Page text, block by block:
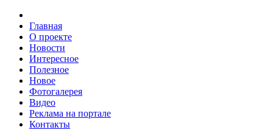
Главная
О проекте
Новости
Интересное
Полезное
Новое
Фотогалерея
Видео
Реклама на портале
Контакты